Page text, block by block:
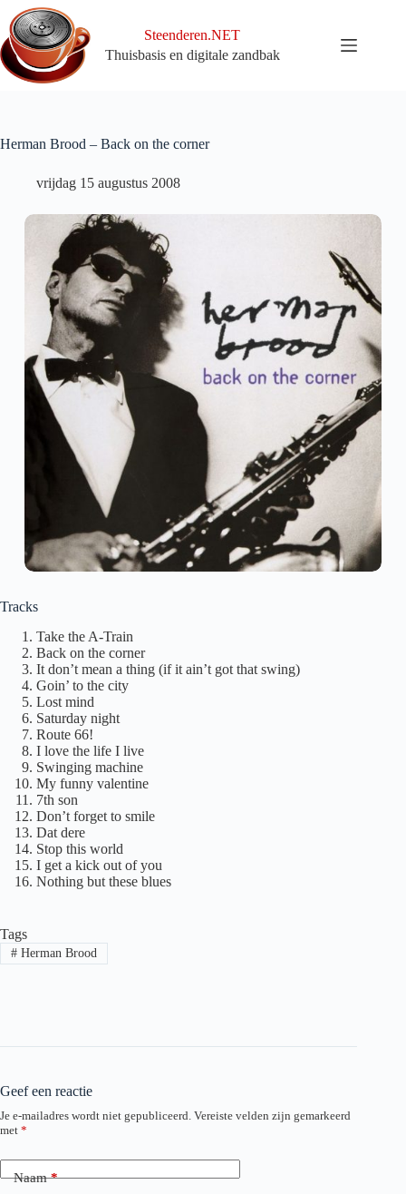
naar
de
inhoud
Steenderen.NET
Thuisbasis en digitale zandbak
Herman Brood – Back on the corner
vrijdag 15 augustus 2008
Tracks
Take the A-Train
Back on the corner
It don’t mean a thing (if it ain’t got that swing)
Goin’ to the city
Lost mind
Saturday night
Route 66!
I love the life I live
Swinging machine
My funny valentine
7th son
Don’t forget to smile
Dat dere
Stop this world
I get a kick out of you
Nothing but these blues
Tags
#Herman Brood
Geef een reactie
Je e-mailadres wordt niet gepubliceerd. Vereiste velden zijn gemarkeerd
met *
Naam*